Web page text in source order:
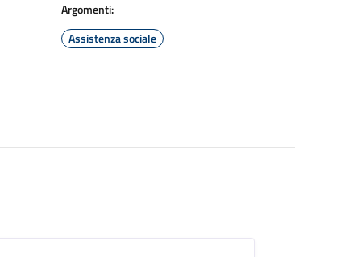
Argomenti:
Assistenza sociale